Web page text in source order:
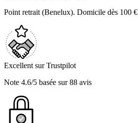
Point retrait (Benelux). Domicile dès 100 €
Excellent sur Trustpilot
Note 4.6/5 basée sur 88 avis